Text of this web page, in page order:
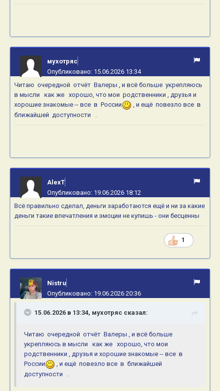
мухотряс
Опубликовано: 15.06.2026 13:34
Читаю очередной отчёт Валеры , и всё больше укрепляюсь
в мысли как же хорошо, что мои родственники , друзья и
хорошие знакомые -- все в России
, и ещё повезло все в
ближайшей доступности .
AlexT
Опубликовано: 19.06.2026 18:12
Всё правильно сделал, деньги заработаются ещё и ни за какие
деньги такие впечатления и эмоции не купишь - они бесценны
1
Nistru
Опубликовано: 19.06.2026 20:36
15.06.2026 в 13:34, мухотряс сказал:
Читаю очередной отчёт Валеры , и всё больше
укрепляюсь в мысли как же хорошо, что мои
родственники , друзья и хорошие знакомые -- все в
России
, и ещё повезло все в ближайшей
доступности .